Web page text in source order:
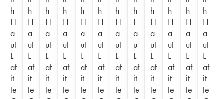
h
H
a
ut
L
af
it
te
h
H
a
ut
L
af
it
te
h
H
a
ut
L
af
it
te
h
H
a
ut
L
af
it
te
h
H
a
ut
L
af
it
te
h
H
a
ut
L
af
it
te
h
H
a
ut
L
af
it
te
h
H
a
ut
L
af
it
te
h
H
a
ut
L
af
it
te
h
H
a
ut
L
af
it
te
h
H
a
ut
L
af
it
te
h
H
a
ut
L
af
it
te